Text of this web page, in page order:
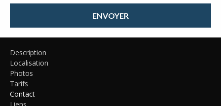
ENVOYER
Description
Localisation
Photos
Tarifs
Contact